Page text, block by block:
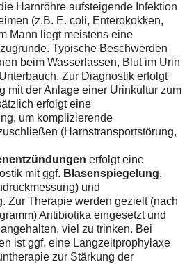
Harnröhre aufsteigende Infektion
(z.B. E. coli, Enterokokken,
Mann liegt meistens eine
Typische Beschwerden
beim Wasserlassen, Blut im Urin
Zur Diagnostik erfolgt
mit der Anlage einer Urinkultur zum
erfolgt eine
um komplizierende
(Harnstransportstörung,
erfolgt eine
mit ggf. Blasenspiegelung,
und
Zur Therapie werden gezielt (nach
Antibiotika eingesetzt und
viel zu trinken. Bei
ist ggf. eine Langzeitprophylaxe
zur Stärkung der